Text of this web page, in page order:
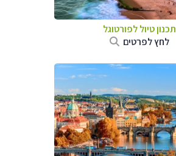
תכנון טיול לפורטוגל
לחץ לפרטים